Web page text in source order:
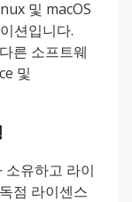
및 macOS
션입니다.
른 소프트웨
및
소유하고 라이
점 라이센스